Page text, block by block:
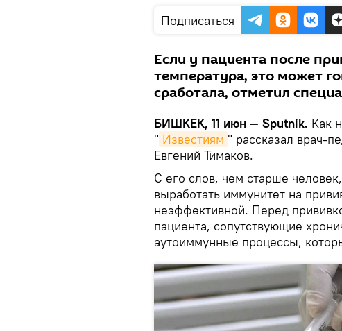
Подписаться
Если у пациента после
температура, это может
сработала, отметил
БИШКЕК, 11 июн — Sputnik. Как
" Известиям " рассказал врач-
Евгений Тимаков.
С его слов, чем старше
выработать иммунитет на
неэффективной. Перед
пациента, сопутствующие
аутоиммунные процессы,